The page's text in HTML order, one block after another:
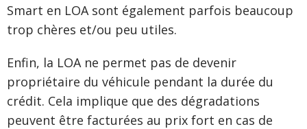
Smart en LOA sont également parfois beaucoup
trop chères et/ou peu utiles.
Enfin, la LOA ne permet pas de devenir
propriétaire du véhicule pendant la durée du
crédit. Cela implique que des dégradations
peuvent être facturées au prix fort en cas de